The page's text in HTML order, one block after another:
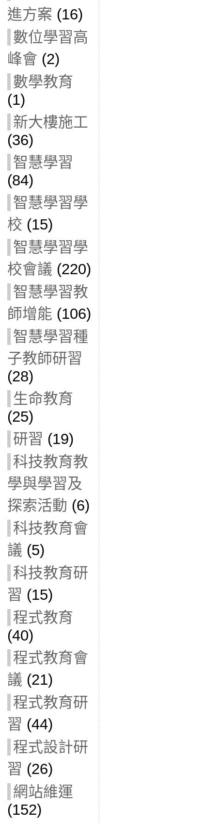
進方案 (16)
數位學習高
峰會 (2)
數學教育
(1)
新大樓施工
(36)
智慧學習
(84)
智慧學習學
校 (15)
智慧學習學
校會議 (220)
智慧學習教
師增能 (106)
智慧學習種
子教師研習
(28)
生命教育
(25)
研習 (19)
科技教育教
學與學習及
探索活動 (6)
科技教育會
議 (5)
科技教育研
習 (15)
程式教育
(40)
程式教育會
議 (21)
程式教育研
習 (44)
程式設計研
習 (26)
網站維運
(152)